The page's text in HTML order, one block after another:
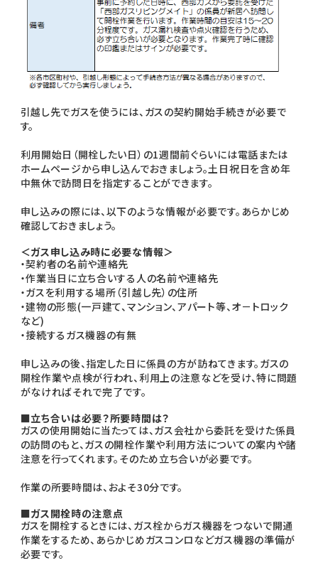
引越し先でガスを使うには、ガスの契約開始手続きが必要で
す。
利用開始日（開栓したい日）の1週間前ぐらいには電話または
ホームページから申し込んでおきましょう。土日祝日を含め年
中無休で訪問日を指定することができます。
申し込みの際には、以下のような情報が必要です。あらかじめ
確認しておきましょう。
＜ガス申し込み時に必要な情報＞
・契約者の名前や連絡先
・作業当日に立ち合いする人の名前や連絡先
・ガスを利用する場所（引越し先）の住所
・建物の形態(一戸建て、マンション、アパート等、オ－トロック
など)
・接続するガス機器の有無
申し込みの後、指定した日に係員の方が訪ねてきます。ガスの
開栓作業や点検が行われ、利用上の注意などを受け、特に問題
がなければそれで完了です。
■立ち合いは必要？所要時間は？
ガスの使用開始に当たっては、ガス会社から委託を受けた係員
の訪問のもと、ガスの開栓作業や利用方法についての案内や諸
注意を行ってくれます。そのため立ち合いが必要です。
作業の所要時間は、およそ30分です。
■ガス開栓時の注意点
ガスを開栓するときには、ガス栓からガス機器をつないで開通
作業をするため、あらかじめガスコンロなどガス機器の準備が
必要です。